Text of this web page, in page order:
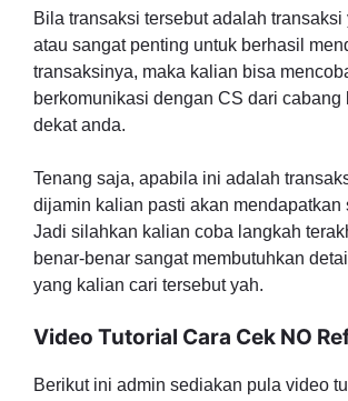
Bila transaksi tersebut adalah transaksi
atau sangat penting untuk berhasil
transaksinya, maka kalian bisa
berkomunikasi dengan CS dari cabang
dekat anda.
Tenang saja, apabila ini adalah
dijamin kalian pasti akan mendapatkan
Jadi silahkan kalian coba langkah
benar-benar sangat membutuhkan
yang kalian cari tersebut yah.
Video Tutorial Cara Cek NO
Berikut ini admin sediakan pula video